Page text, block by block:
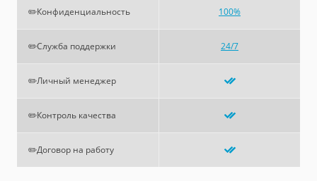
✏️Конфиденциальность 100%
✏️Служба поддержки 24/7
✏️Личный менеджер
✏️Контроль качества
✏️Договор на работу